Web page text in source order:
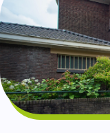
Gezonde
BSO
Privacy